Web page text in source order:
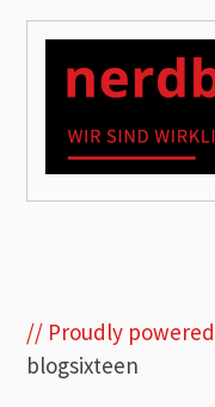
// Proudly
blogsixteen